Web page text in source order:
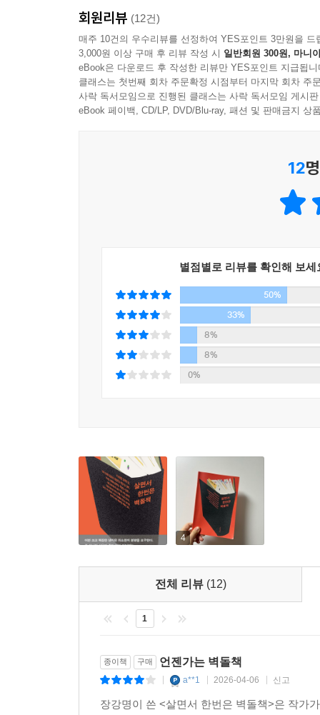
이는 바로 여러 논리를 검토해서 종합하고 책임
분석하고, 이를 추상화하며, 여러 논리를 견디는
벽돌책 작가가 일찍이 종합건설지성을 보여주었다.
2장은 이처럼 커다란 지적 설계를 하도록 북돋
밀어붙이는 힘, 새로운 틈을 파고드는 질문의 방
도전적일수록 설명과 논증 과정은 길어지며, 하
3장에서는 크고 촘촘한 생각을 고해상도로 전
규모의 서가를 설치하는 일이나 다름없다. 그 서
가지런히 정렬될 것이다. 앤드루 솔로몬의 『한
최대치를 엿볼 수 있을 것이다.
세계가 뿌옇고 모호해질 때 자기 삶을 설계하는
저자는 현대를 살아가는 데 가장 밑바탕이 되는
견디도록 해주기 때문이다. 그렇다면 이런 능력
논쟁을 펼쳐보라. 이때 자신의 판단은 보류하고
독자는 대립의 날을 세우게 될 것이다. 이때 선
체력이 되어줄 것이다.
벽돌책 읽기는 한 권의 책과 오랜 시간을 보내
독자의 내면에 신기한 일이 일어난다고 말하는
회원리뷰 (12건)
매주 10건의 우수리뷰를 선정하여 YES포인트 3만원을 드
3,000원 이상 구매 후 리뷰 작성 시 일반회원 300원, 마니
eBook은 다운로드 후 작성한 리뷰만 YES포인트 지급됩니
클래스는 첫번째 회차 주문확정 시점부터 마지막 회차 주
사락 독서모임으로 진행된 클래스는 사락 독서모임 게시
eBook 페이백, CD/LP, DVD/Blu-ray, 패션 및 판매금지 상
12
별점별로 리뷰를 확인해 보세
50%
33%
8%
8%
0%
4
전체 리뷰 (12)
1
종이책 구매 언젠가는 벽돌책
a**1 2026-04-06 신고
장강명이 쓴 <살면서 한번은 벽돌책>은 작가